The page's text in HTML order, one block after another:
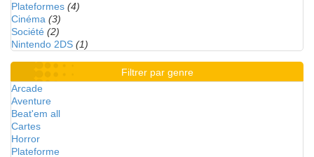
Plateformes (4)
Cinéma (3)
Société (2)
Nintendo 2DS (1)
Filtrer par genre
Arcade
Aventure
Beat'em all
Cartes
Horror
Plateforme